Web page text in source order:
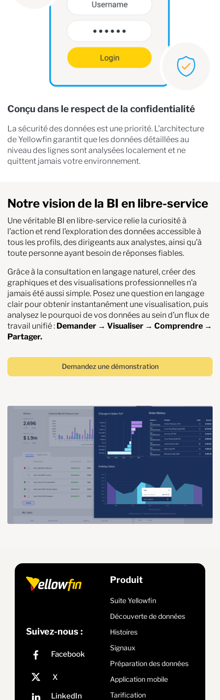
Conçu dans le respect de la confidentialité
La sécurité des données est une priorité. L’architecture
de Yellowfin garantit que les données détaillées au
niveau des lignes sont analysées localement et ne
quittent jamais votre environnement.
Notre vision de la BI en libre-service
Une véritable BI en libre-service relie la curiosité à
l’action et rend l’exploration des données accessible à
tous les profils, des dirigeants aux analystes, ainsi qu’à
toute personne ayant besoin de réponses fiables.
Grâce à la consultation en langage naturel, créer des
graphiques et des visualisations professionnelles n’a
jamais été aussi simple. Posez une question en langage
clair pour obtenir instantanément une visualisation, puis
analysez le pourquoi de vos données au sein d’un flux de
travail unifié : Demander → Visualiser → Comprendre →
Partager.
Demandez une démonstration
Suivez-nous :
Produit
Suite Yellowfin
Découverte de données
Histoires
Signaux
Préparation des données
Application mobile
Tarification